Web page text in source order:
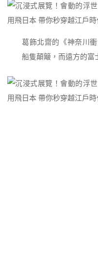
葛飾北齋的《神奈川
船隻顛簸，而遠方的富